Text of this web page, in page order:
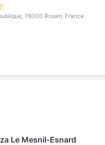
76000 Rouen, France
Le Mesnil-Esnard